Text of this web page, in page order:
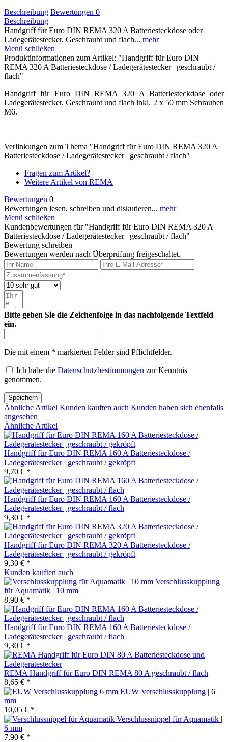
Beschreibung Bewertungen 0
Beschreibung
Handgriff für Euro DIN REMA 320 A Batteriesteckdose oder
Ladegerätestecker. Geschraubt und flach... mehr
Menü schließen
Produktinformationen zum Artikel: "Handgriff für Euro DIN
REMA 320 A Batteriesteckdose / Ladegerätestecker | geschraubt /
flach"
Handgriff für Euro DIN REMA 320 A Batteriesteckdose oder
Ladegerätestecker. Geschraubt und flach inkl. 2 x 50 mm Schrauben
M6.
Verlinkungen zum Thema "Handgriff für Euro DIN REMA 320 A
Batteriesteckdose / Ladegerätestecker | geschraubt / flach"
Fragen zum Artikel?
Weitere Artikel von REMA
Bewertungen 0
Bewertungen lesen, schreiben und diskutieren... mehr
Menü schließen
Kundenbewertungen für "Handgriff für Euro DIN REMA 320 A
Batteriesteckdose / Ladegerätestecker | geschraubt / flach"
Bewertung schreiben
Bewertungen werden nach Überprüfung freigeschaltet.
Bitte geben Sie die Zeichenfolge in das nachfolgende Textfeld
ein.
Die mit einem * markierten Felder sind Pflichtfelder.
Ich habe die Datenschutzbestimmungen zur Kenntnis
genommen.
Speichern
Ähnliche Artikel Kunden kauften auch Kunden haben sich ebenfalls
angesehen
Ähnliche Artikel
Handgriff für Euro DIN REMA 160 A Batteriesteckdose /
Ladegerätestecker | geschraubt / gekröpft
9,70 € *
Handgriff für Euro DIN REMA 160 A Batteriesteckdose /
Ladegerätestecker | geschraubt / flach
9,30 € *
Handgriff für Euro DIN REMA 320 A Batteriesteckdose /
Ladegerätestecker | geschraubt / gekröpft
9,30 € *
Kunden kauften auch
Verschlusskupplung
für Aquamatik | 10 mm
8,90 € *
Handgriff für Euro DIN REMA 160 A Batteriesteckdose /
Ladegerätestecker | geschraubt / flach
9,30 € *
REMA Handgriff für Euro DIN REMA 80 A geschraubt / flach
8,65 € *
EUW Verschlusskupplung | 6
mm
10,05 € *
Verschlussnippel für Aquamatik |
6 mm
7,90 € *